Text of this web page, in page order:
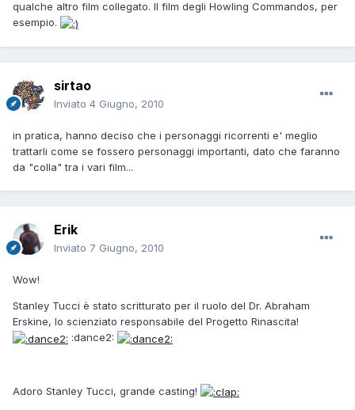
qualche altro film collegato. Il film degli Howling Commandos, per
esempio.
sirtao
Inviato 4 Giugno, 2010
in pratica, hanno deciso che i personaggi ricorrenti e' meglio
trattarli come se fossero personaggi importanti, dato che faranno
da "colla" tra i vari film...
Erik
Inviato 7 Giugno, 2010
Wow!
Stanley Tucci è stato scritturato per il ruolo del Dr. Abraham
Erskine, lo scienziato responsabile del Progetto Rinascita!
:dance2:
Adoro Stanley Tucci, grande casting!